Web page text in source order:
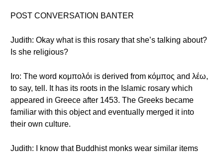
POST CONVERSATION BANTER
Judith: Okay what is this rosary that she’s talking about?
Is she religious?
Iro: The word κομπολόι is derived from κόμπος and λέω,
to say, tell. It has its roots in the Islamic rosary which
appeared in Greece after 1453. The Greeks became
familiar with this object and eventually merged it into
their own culture.
Judith: I know that Buddhist monks wear similar items